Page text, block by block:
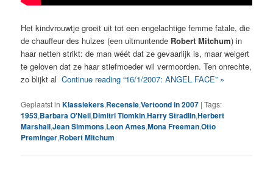
Het kindvrouwtje groeit uit tot een engelachtige femme fatale, die
de chauffeur des huizes (een uitmuntende Robert Mitchum) in
haar netten strikt: de man wéét dat ze gevaarlijk is, maar weigert
te geloven dat ze haar stiefmoeder wil vermoorden. Ten onrechte,
zo blijkt alContinue reading “16/1/2007: ANGEL FACE” »
Geplaatst in Klassiekers,Recensie,Vertoond in 2007 |Tags:
1953,Barbara O'Neil,Dimitri Tiomkin,Harry Stradlin,Herbert
Marshall,Jean Simmons,Leon Ames,Mona Freeman,Otto
Preminger,Robert Mitchum